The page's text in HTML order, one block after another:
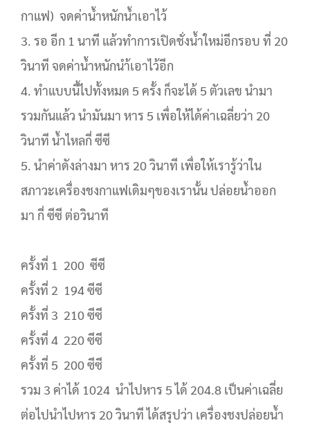
กาแฟ) จดค่าน้ำหนักน้ำเอาไว้
3. รอ อีก 1 นาที แล้วทำการเปิดชั่งน้ำใหม่อีกรอบ ที่ 20
วินาที จดค่าน้ำหนักนำ้เอาไว้อีก
4. ทำแบบนี้ไปทั้งหมด 5 ครั้ง ก็จะได้ 5 ตัวเลข นำมา
รวมกันแล้ว นำมันมา หาร 5 เพื่อให้ได้ค่าเฉลี่ยว่า 20
วินาที น้ำไหลกี่ ซีซี
5. นำค่าดังล่างมา หาร 20 วินาที เพื่อให้เรารู้ว่าใน
สภาวะเครื่องชงกาแฟเดิมๆของเรานั้น ปล่อยน้ำออก
มา กี่ ซีซี ต่อวินาที
ครั้งที่ 1 200 ซีซี
ครั้งที่ 2 194 ซีซี
ครั้งที่ 3 210 ซีซี
ครั้งที่ 4 220 ซีซี
ครั้งที่ 5 200 ซีซี
รวม 3 ค่าได้ 1024 นำไปหาร 5 ได้ 204.8 เป็นค่าเฉลี่ย
ต่อไปนำไปหาร 20 วินาที ได้สรุปว่า เครื่องชงปล่อยน้ำ